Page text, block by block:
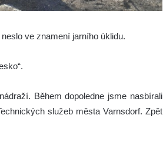
ve znamení jarního úklidu.
Během dopoledne jsme nasbírali
služeb města Varnsdorf. Zpět